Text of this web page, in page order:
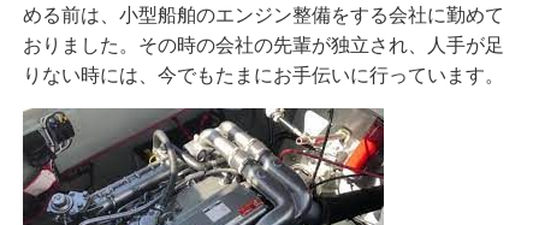
める前は、小型船舶のエンジン整備をする会社に勤めて
おりました。その時の会社の先輩が独立され、人手が足
りない時には、今でもたまにお手伝いに行っています。